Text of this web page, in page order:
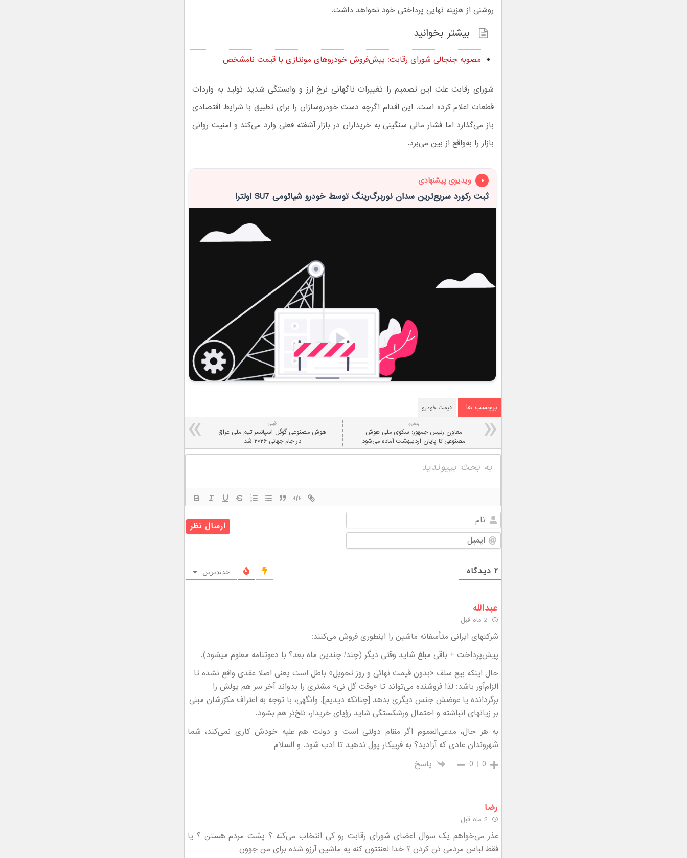
روشنی از هزینه نهایی پرداختی خود نخواهد داشت.
بیشتر بخوانید
مصوبه جنجالی شورای رقابت: پیش‌فروش خودروهای مونتاژی با قیمت نامشخص
شورای رقابت علت این تصمیم را تغییرات ناگهانی نرخ ارز و وابستگی شدید تولید به واردات
قطعات اعلام کرده است. این اقدام اگرچه دست خودروسازان را برای تطبیق با شرایط اقتصادی
باز می‌گذارد اما فشار مالی سنگینی به خریداران در بازار آشفته فعلی وارد می‌کند و امنیت روانی
بازار را به‌واقع از بین می‌برد.
ویدیوی پیشنهادی
ثبت رکورد سریع‌ترین سدان نوربرگ‌رینگ توسط خودرو شیائومی SU7 اولترا
برچسب ها : قیمت خودرو
قبلی
هوش مصنوعی گوگل اسپانسر تیم ملی عراق
در جام جهانی ۲۰۲۶ شد
بعدی:
معاون رئیس جمهور: سکوی ملی هوش
مصنوعی تا پایان اردیبهشت آماده می‌شود
نام
ایمیل
۲ دیدگاه جدیدترین
عبدالله
شرکتهای ایرانی متأسفانه ماشین را اینطوری فروش می‌کنند:
پیش‌پرداخت + باقی مبلغ شاید وقتی دیگر (چند/ چندین ماه بعد؟ با دعوتنامه معلوم میشود).
حال اینکه بیع سلف «بدون قیمت نهائی و روز تحویل» باطل است یعنی اصلًا عقدی واقع نشده تا
الزام‌آور باشد: لذا فروشنده می‌تواند تا «وقت گل نی» مشتری را بدواند آخر سر هم پولش را
برگردانده یا عوضش جنس دیگری بدهد [چنانکه دیدیم]. وانگهی، با توجه به اعتراف مکرّرشان مبنی
بر زیانهای انباشته و احتمال ورشکستگی شاید رؤیای خریدار، تلخ‌تر هم بشود.
به هر حال، مدعی‌العموم اگر مقام دولتی است و دولت هم علیه خودش کاری نمی‌کند، شما
شهروندان عادی که آزادید؟ به فریبکار پول ندهید تا ادب شود. و السلام
0
0 پاسخ
رضا
عذر می‌خواهم یک سوال اعضای شورای رقابت رو کی انتخاب می‌کنه ؟ پشت مردم هستن ؟ یا
فقط لباس مردمی تن کردن ؟ خدا لعنتتون کنه یه ماشین آرزو شده برای من جوون